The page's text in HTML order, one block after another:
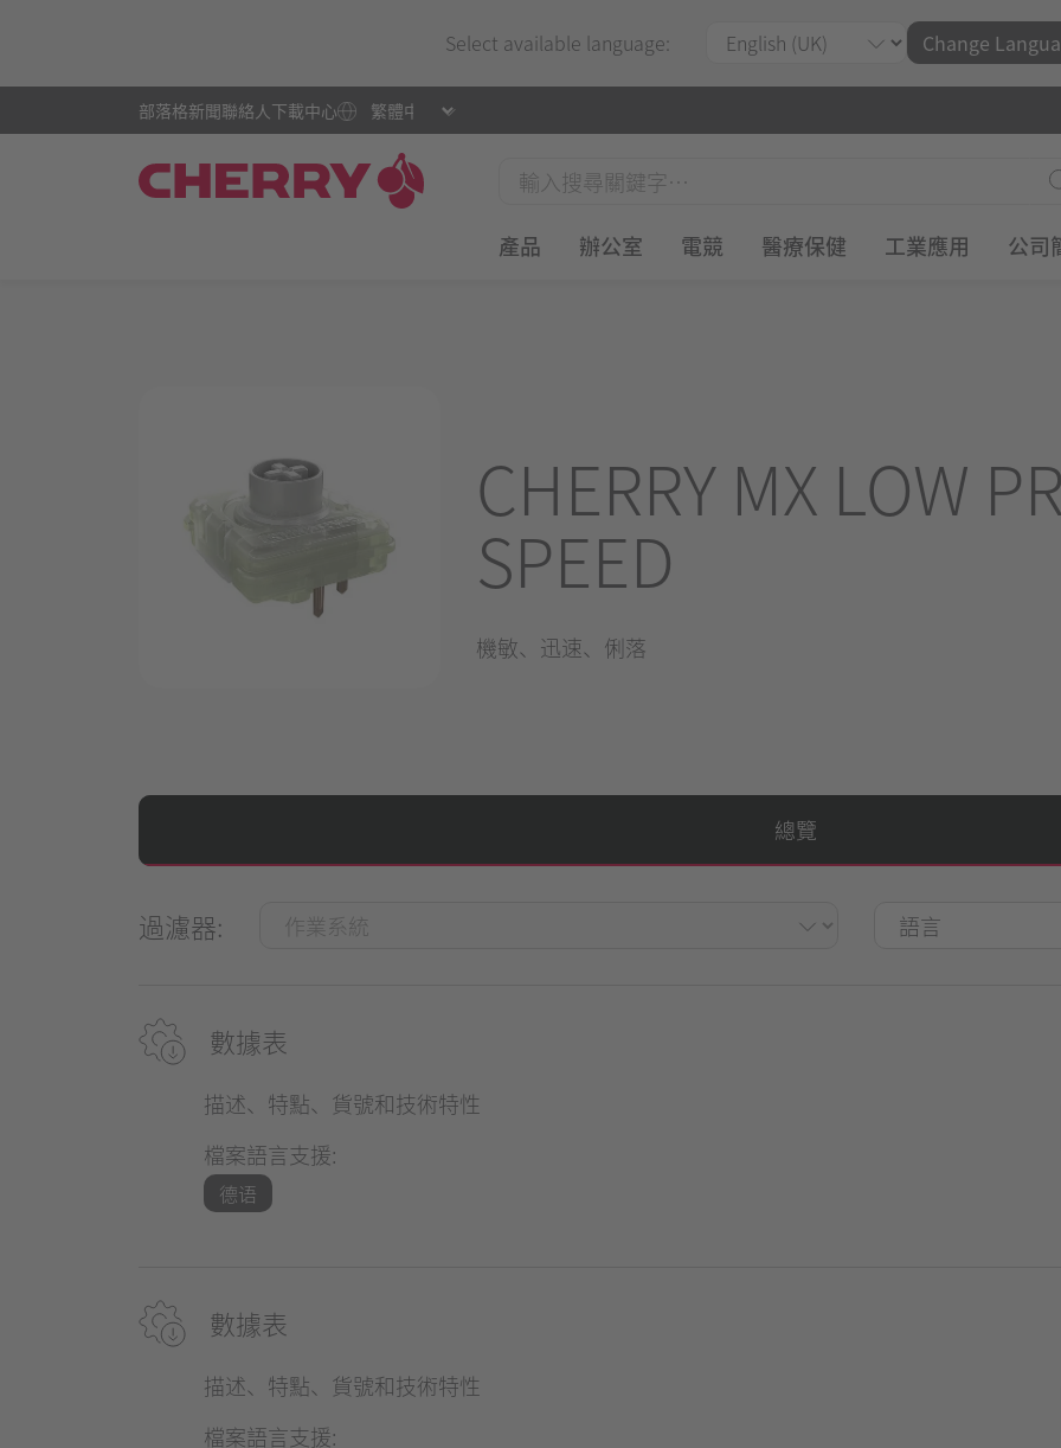
Select available language: Change
產品 辦公室 電競 醫療保健 工業應用 公司
部落格新聞聯絡人 下載中心
CHERRY MX LOW
SPEED
機敏、迅速、俐落
總覽
過濾器:
數據表
描述、特點、貨號和技術特性
檔案語言支援:
德语
數據表
描述、特點、貨號和技術特性
檔案語言支援: